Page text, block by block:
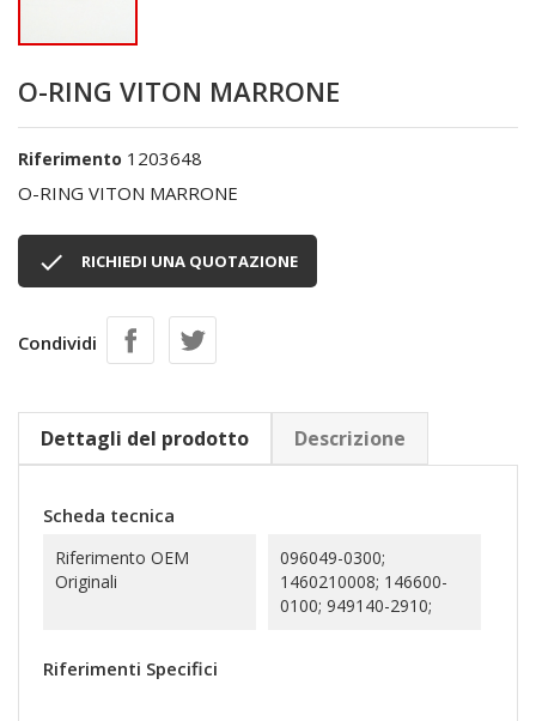
O-RING VITON MARRONE
Riferimento 1203648
O-RING VITON MARRONE
 RICHIEDI UNA QUOTAZIONE
Condividi
Dettagli del prodotto Descrizione
Scheda tecnica
Riferimento OEM
Originali
096049-0300;
1460210008; 146600-
0100; 949140-2910;
Riferimenti Specifici